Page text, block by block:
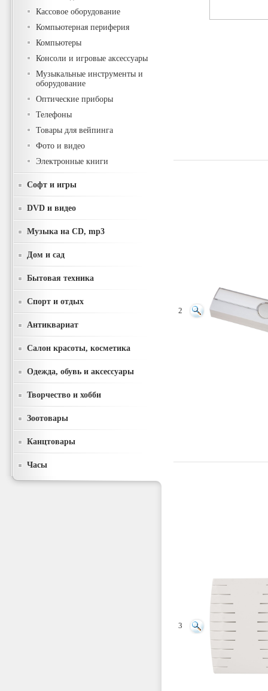
Кассовое оборудование
Компьютерная периферия
Компьютеры
Консоли и игровые аксессуары
Музыкальные инструменты и
оборудование
Оптические приборы
Телефоны
Товары для вейпинга
Фото и видео
Электронные книги
Софт и игры
DVD и видео
Музыка на CD, mp3
Дом и сад
Бытовая техника
Спорт и отдых
Антиквариат
Салон красоты, косметика
Одежда, обувь и аксессуары
Творчество и хобби
Зоотовары
Канцтовары
Часы
2
3